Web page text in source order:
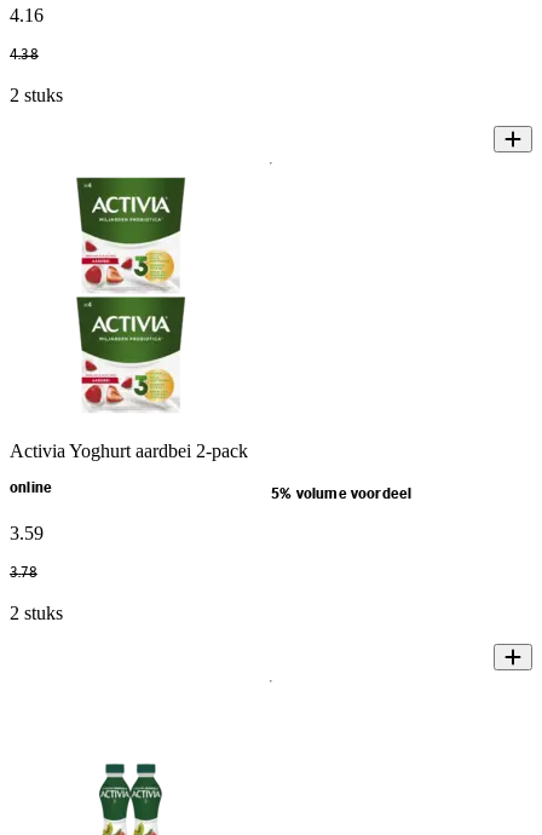
4.16
4.38
2 stuks
Activia Yoghurt aardbei 2-pack
online 5% volume voordeel
3.59
3.78
2 stuks